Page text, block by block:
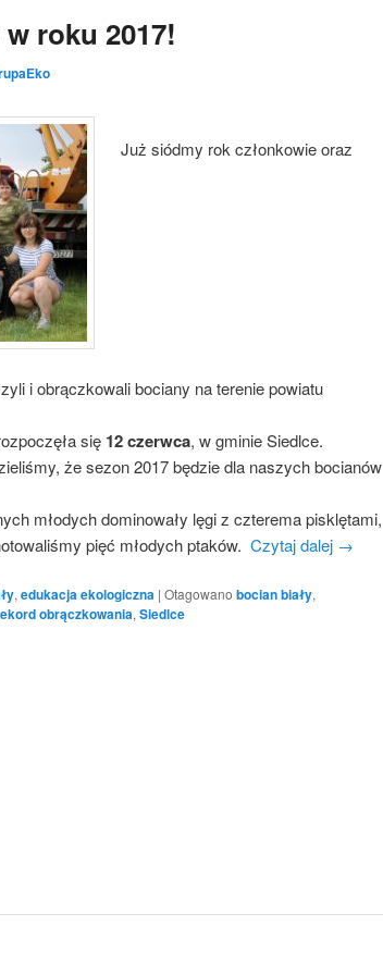
roku 2017!
Już siódmy rok członkowie oraz
i obrączkowali bociany na terenie powiatu
się 12 czerwca, w gminie Siedlce.
że sezon 2017 będzie dla naszych bocianów
młodych dominowały lęgi z czterema pisklętami,
pięć młodych ptaków. Czytaj dalej →
, edukacja ekologiczna | Otagowano bocian biały,
obrączkowania, Siedlce